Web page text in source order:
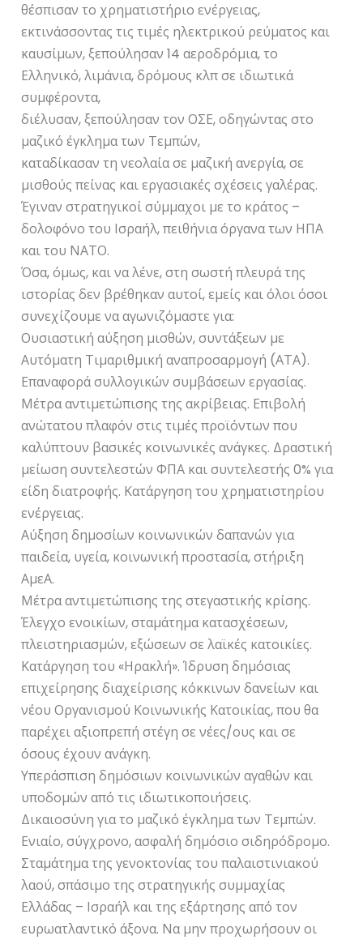
θέσπισαν το χρηματιστήριο ενέργειας,
εκτινάσσοντας τις τιμές ηλεκτρικού ρεύματος και
καυσίμων, ξεπούλησαν 14 αεροδρόμια, το
Ελληνικό, λιμάνια, δρόμους κλπ σε ιδιωτικά
συμφέροντα,
διέλυσαν, ξεπούλησαν τον ΟΣΕ, οδηγώντας στο
μαζικό έγκλημα των Τεμπών,
καταδίκασαν τη νεολαία σε μαζική ανεργία, σε
μισθούς πείνας και εργασιακές σχέσεις γαλέρας.
Έγιναν στρατηγικοί σύμμαχοι με το κράτος –
δολοφόνο του Ισραήλ, πειθήνια όργανα των ΗΠΑ
και του ΝΑΤΟ.
Όσα, όμως, και να λένε, στη σωστή πλευρά της
ιστορίας δεν βρέθηκαν αυτοί, εμείς και όλοι όσοι
συνεχίζουμε να αγωνιζόμαστε για:
Ουσιαστική αύξηση μισθών, συντάξεων με
Αυτόματη Τιμαριθμική αναπροσαρμογή (ΑΤΑ).
Επαναφορά συλλογικών συμβάσεων εργασίας.
Μέτρα αντιμετώπισης της ακρίβειας. Επιβολή
ανώτατου πλαφόν στις τιμές προϊόντων που
καλύπτουν βασικές κοινωνικές ανάγκες. Δραστική
μείωση συντελεστών ΦΠΑ και συντελεστής 0% για
είδη διατροφής. Κατάργηση του χρηματιστηρίου
ενέργειας.
Αύξηση δημοσίων κοινωνικών δαπανών για
παιδεία, υγεία, κοινωνική προστασία, στήριξη
ΑμεΑ.
Μέτρα αντιμετώπισης της στεγαστικής κρίσης.
Έλεγχο ενοικίων, σταμάτημα κατασχέσεων,
πλειστηριασμών, εξώσεων σε λαϊκές κατοικίες.
Κατάργηση του «Ηρακλή». Ίδρυση δημόσιας
επιχείρησης διαχείρισης κόκκινων δανείων και
νέου Οργανισμού Κοινωνικής Κατοικίας, που θα
παρέχει αξιοπρεπή στέγη σε νέες/ους και σε
όσους έχουν ανάγκη.
Υπεράσπιση δημόσιων κοινωνικών αγαθών και
υποδομών από τις ιδιωτικοποιήσεις.
Δικαιοσύνη για το μαζικό έγκλημα των Τεμπών.
Ενιαίο, σύγχρονο, ασφαλή δημόσιο σιδηρόδρομο.
Σταμάτημα της γενοκτονίας του παλαιστινιακού
λαού, σπάσιμο της στρατηγικής συμμαχίας
Ελλάδας – Ισραήλ και της εξάρτησης από τον
ευρωατλαντικό άξονα. Να μην προχωρήσουν οι